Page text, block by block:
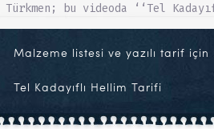
Türkmen; bu videoda ‘‘Tel
Malzeme listesi ve yazılı tarif için
Tel Kadayıflı Hellim Tarifi